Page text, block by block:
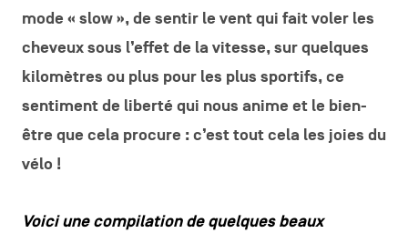
mode « slow », de sentir le vent qui fait voler les
cheveux sous l’effet de la vitesse, sur quelques
kilomètres ou plus pour les plus sportifs, ce
sentiment de liberté qui nous anime et le bien-
être que cela procure : c’est tout cela les joies du
vélo !
Voici une compilation de quelques beaux